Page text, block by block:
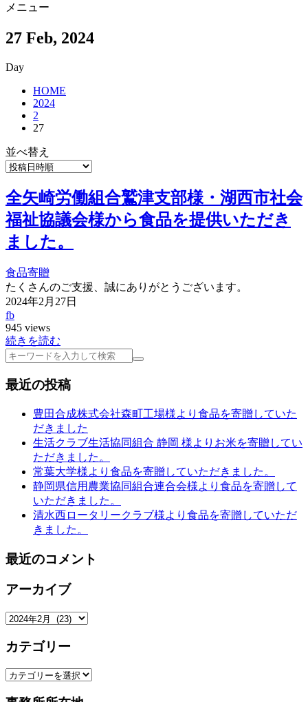
メニュー
27 Feb, 2024
Day
HOME
2024
2
27
並べ替え
全矢崎労働組合鷲津支部様・湖西市社会
福祉協議会様から食品を提供いただき
ました。
食品寄贈
たくさんのご支援、誠にありがとうございます。
2024年2月27日
fb
945 views
続きを読む
検
最近の投稿
豊田合成株式会社森町工場様より食品を寄贈していた
だきました
生活クラブ生活協同組合 静岡 様よりお米を寄贈してい
ただきました。
常葉大学様より食品を寄贈していただきました。
静岡県信用農業協同組合連合会様より食品を寄贈して
いただきました。
清水西ロータリークラブ様より食品を寄贈していただ
きました。
最近のコメント
アーカイブ
ア
カ
ブ
カテゴリー
カ